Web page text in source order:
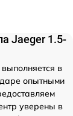
Jaeger 1.5-
выполняется в
опытными
уверены в